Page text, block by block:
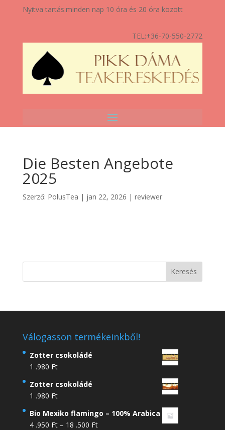
Nyitva tartás:minden nap 10 óra és 20 óra között
TEL:+36-70-550-2772
Die Besten Angebote
2025
Szerző: PolusTea | jan 22, 2026 | reviewer
Válogasson termékeinkből!
Zotter csokoládé
1 .980 Ft
Zotter csokoládé
1 .980 Ft
Bio Mexiko flamingo – 100% Arabica
4 .950 Ft – 18 .500 FtÁrtartomány: